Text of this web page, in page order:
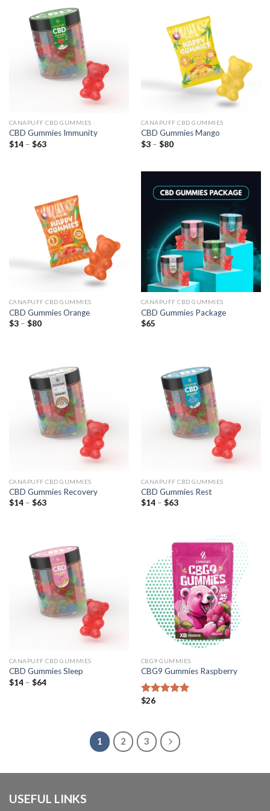
CANAPUFF CBD GUMMIES
CBD Gummies Immunity
$14 – $63Preisspanne:
CANAPUFF CBD GUMMIES
CBD Gummies Mango
$3 – $80Preisspanne:
CANAPUFF CBD GUMMIES
CBD Gummies Orange
$3 – $80Preisspanne:
CANAPUFF CBD GUMMIES
CBD Gummies Package
$65
CANAPUFF CBD GUMMIES
CBD Gummies Recovery
$14 – $63Preisspanne:
CANAPUFF CBD GUMMIES
CBD Gummies Rest
$14 – $63Preisspanne:
CANAPUFF CBD GUMMIES
CBD Gummies Sleep
$14 – $64Preisspanne:
CBG9 GUMMIES
CBG9 Gummies Raspberry
Bewertet mit
$26
1 2 3
USEFUL LINKS